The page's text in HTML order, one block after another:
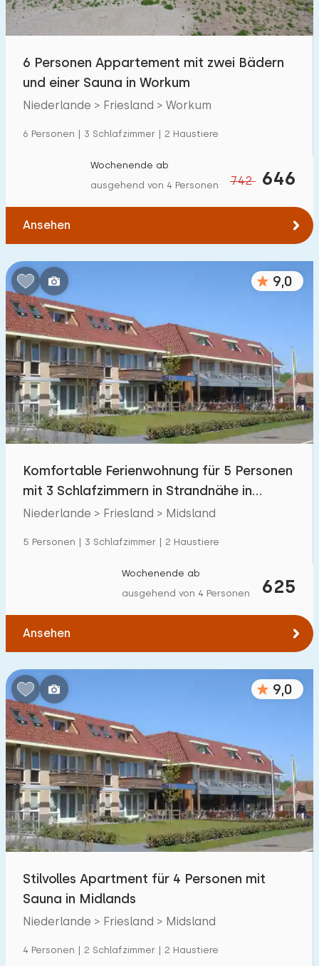
Kindereinrichtungen im Park 9
Zugänglichkeit
6 Personen Appartement mit zwei Bädern
und einer Sauna in Workum
Niederlande > Friesland > Workum
6 Personen | 3 Schlafzimmer | 2 Haustiere
742 646
Wochenende ab
ausgehend von 4 Personen
Ansehen
9,0
Komfortable Ferienwohnung für 5 Personen
mit 3 Schlafzimmern in Strandnähe in
Terschelling
Niederlande > Friesland > Midsland
5 Personen | 3 Schlafzimmer | 2 Haustiere
625
Wochenende ab
ausgehend von 4 Personen
Ansehen
9,0
Stilvolles Apartment für 4 Personen mit
Sauna in Midlands
Niederlande > Friesland > Midsland
4 Personen | 2 Schlafzimmer | 2 Haustiere